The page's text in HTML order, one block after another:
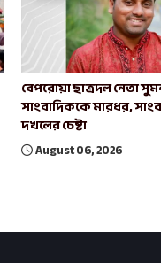
বেপরোয়া ছাত্রদল নেতা
সাংবাদিককে মারধর,
দখলের চেষ্টা
August 06, 2026